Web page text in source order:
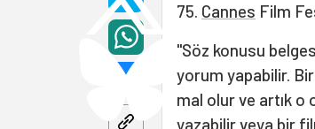
75. Cannes Film
"Söz konusu
yorum yapabilir.
mal olur ve artık o
yazabilir veya bir